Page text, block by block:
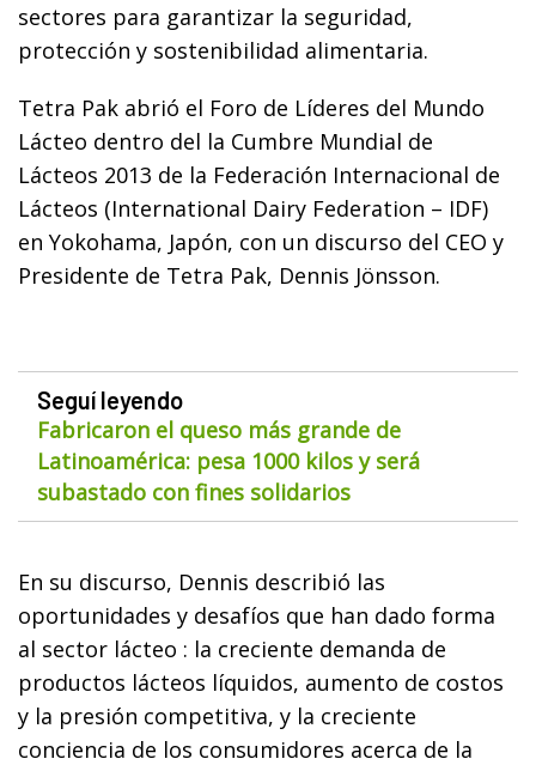
sectores para garantizar la seguridad,
protección y sostenibilidad alimentaria.
Tetra Pak abrió el Foro de Líderes del Mundo
Lácteo dentro del la Cumbre Mundial de
Lácteos 2013 de la Federación Internacional de
Lácteos (International Dairy Federation – IDF)
en Yokohama, Japón, con un discurso del CEO y
Presidente de Tetra Pak, Dennis Jönsson.
Seguí leyendo
Fabricaron el queso más grande de
Latinoamérica: pesa 1000 kilos y será
subastado con fines solidarios
En su discurso, Dennis describió las
oportunidades y desafíos que han dado forma
al sector lácteo : la creciente demanda de
productos lácteos líquidos, aumento de costos
y la presión competitiva, y la creciente
conciencia de los consumidores acerca de la